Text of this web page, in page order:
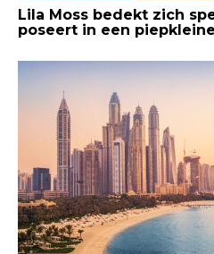
Lila Moss bedekt zich
poseert in een